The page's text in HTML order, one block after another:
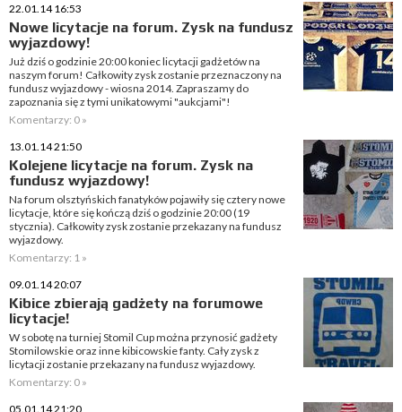
22.01.14 16:53
Nowe licytacje na forum. Zysk na fundusz
wyjazdowy!
Już dziś o godzinie 20:00 koniec licytacji gadżetów na
naszym forum! Całkowity zysk zostanie przeznaczony na
fundusz wyjazdowy - wiosna 2014. Zapraszamy do
zapoznania się z tymi unikatowymi "aukcjami"!
Komentarzy: 0 »
13.01.14 21:50
Kolejene licytacje na forum. Zysk na
fundusz wyjazdowy!
Na forum olsztyńskich fanatyków pojawiły się cztery nowe
licytacje, które się kończą dziś o godzinie 20:00 (19
stycznia). Całkowity zysk zostanie przekazany na fundusz
wyjazdowy.
Komentarzy: 1 »
09.01.14 20:07
Kibice zbierają gadżety na forumowe
licytacje!
W sobotę na turniej Stomil Cup można przynosić gadżety
Stomilowskie oraz inne kibicowskie fanty. Cały zysk z
licytacji zostanie przekazany na fundusz wyjazdowy.
Komentarzy: 0 »
05.01.14 21:20